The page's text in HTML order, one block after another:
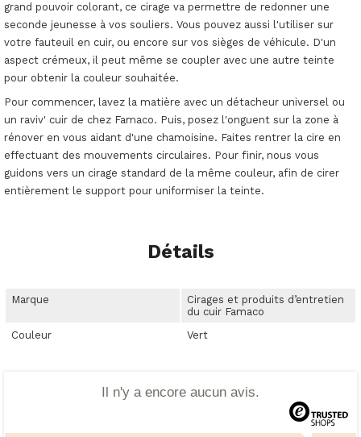
grand pouvoir colorant, ce cirage va permettre de redonner une
seconde jeunesse à vos souliers. Vous pouvez aussi l'utiliser sur
votre fauteuil en cuir, ou encore sur vos sièges de véhicule. D'un
aspect crémeux, il peut même se coupler avec une autre teinte
pour obtenir la couleur souhaitée.
Pour commencer, lavez la matière avec un détacheur universel ou
un raviv' cuir de chez Famaco. Puis, posez l'onguent sur la zone à
rénover en vous aidant d'une chamoisine. Faites rentrer la cire en
effectuant des mouvements circulaires. Pour finir, nous vous
guidons vers un cirage standard de la même couleur, afin de cirer
entièrement le support pour uniformiser la teinte.
Détails
Marque
Cirages et produits d’entretien
du cuir Famaco
Couleur
Vert
Il n'y a encore aucun avis.